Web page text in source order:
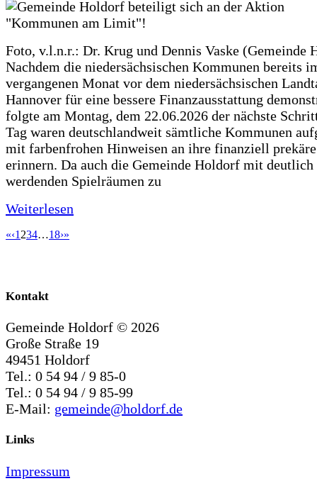
Foto, v.l.n.r.: Dr. Krug und Dennis Vaske (Gemeinde
Nachdem die niedersächsischen Kommunen bereits
vergangenen Monat vor dem niedersächsischen
Hannover für eine bessere Finanzausstattung
folgte am Montag, dem 22.06.2026 der nächste
Tag waren deutschlandweit sämtliche Kommunen
mit farbenfrohen Hinweisen an ihre finanziell
erinnern. Da auch die Gemeinde Holdorf mit deutlich
werdenden Spielräumen zu
Weiterlesen
«‹1 234…18›»
Kontakt
Gemeinde Holdorf © 2026
Große Straße 19
49451 Holdorf
Tel.: 0 54 94 / 9 85-0
Tel.: 0 54 94 / 9 85-99
E-Mail: gemeinde@holdorf.de
Links
Impressum